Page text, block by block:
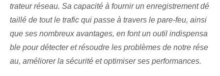
trateur réseau. Sa capacité à fournir un enregistrement dé
taillé de tout le trafic qui passe à travers le pare-feu, ainsi
que ses nombreux avantages, en font un outil indispensa
ble pour détecter et résoudre les problèmes de notre rése
au, améliorer la sécurité et optimiser ses performances.